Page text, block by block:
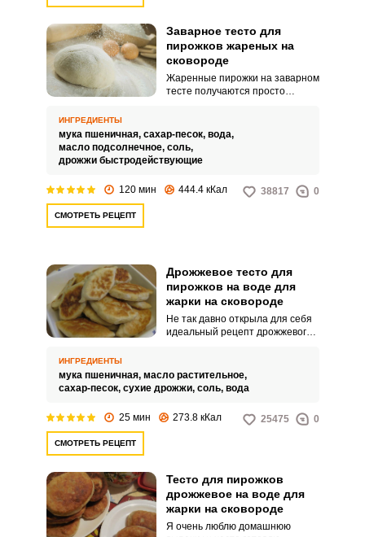
Заварное тесто для
пирожков жареных на
сковороде
Жаренные пирожки на заварном
тесте получаются просто
невероятно нежные.
ИНГРЕДИЕНТЫ
мука пшеничная, сахар-песок, вода,
масло подсолнечное, соль,
дрожжи быстродействующие
120 мин 444.4 кКал 38817 0
СМОТРЕТЬ РЕЦЕПТ
Дрожжевое тесто для
пирожков на воде для
жарки на сковороде
Не так давно открыла для себя
идеальный рецепт дрожжевого
Тесто на воде получается
воздушным, легким и простым в
ИНГРЕДИЕНТЫ
мука пшеничная, масло растительное,
сахар-песок, сухие дрожжи, соль, вода
25 мин 273.8 кКал 25475 0
СМОТРЕТЬ РЕЦЕПТ
Тесто для пирожков
дрожжевое на воде для
жарки на сковороде
Я очень люблю домашнюю